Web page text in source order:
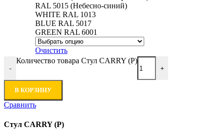
RAL 5015 (Небесно-синий)
WHITE RAL 1013
BLUE RAL 5017
GREEN RAL 6001
Очистить
-
Количество товара Стул CARRY (Р)
+
В КОРЗИНУ
Сравнить
Стул CARRY (Р)